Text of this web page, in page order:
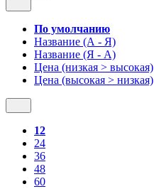
По умолчанию
Название (А - Я)
Название (Я - А)
Цена (низкая > высокая)
Цена (высокая > низкая)
12
24
36
48
60